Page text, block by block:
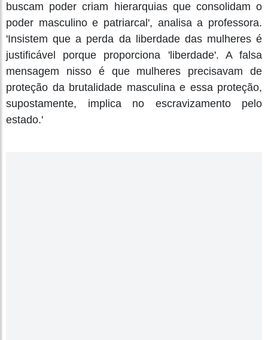
buscam poder criam hierarquias que consolidam o
poder masculino e patriarcal', analisa a professora.
'Insistem que a perda da liberdade das mulheres é
justificável porque proporciona 'liberdade'. A falsa
mensagem nisso é que mulheres precisavam de
proteção da brutalidade masculina e essa proteção,
supostamente, implica no escravizamento pelo
estado.'